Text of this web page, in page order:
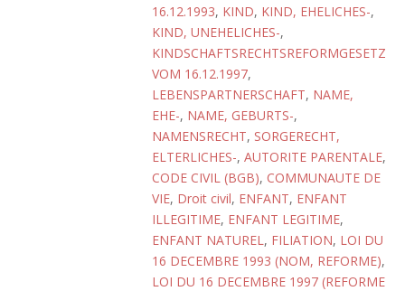
16.12.1993, KIND, KIND, EHELICHES-,
KIND, UNEHELICHES-,
KINDSCHAFTSRECHTSREFORMGESETZ
VOM 16.12.1997,
LEBENSPARTNERSCHAFT, NAME,
EHE-, NAME, GEBURTS-,
NAMENSRECHT, SORGERECHT,
ELTERLICHES-, AUTORITE PARENTALE,
CODE CIVIL (BGB), COMMUNAUTE DE
VIE, Droit civil, ENFANT, ENFANT
ILLEGITIME, ENFANT LEGITIME,
ENFANT NATUREL, FILIATION, LOI DU
16 DECEMBRE 1993 (NOM, REFORME),
LOI DU 16 DECEMBRE 1997 (REFORME